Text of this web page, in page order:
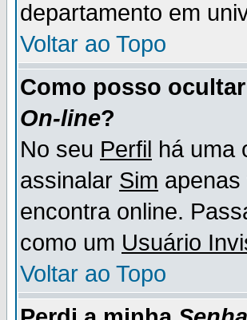
departamento em
Voltar ao Topo
Como posso
On-line?
No seu Perfil há uma
assinalar Sim
encontra online.
como um Usuário
Voltar ao Topo